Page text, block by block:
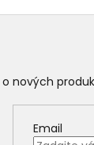
nových
Email